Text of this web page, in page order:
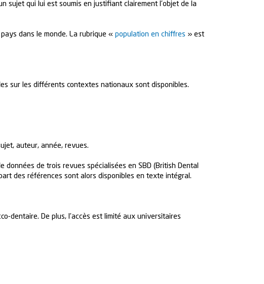
sujet qui lui est soumis en justifiant clairement l’objet de la
dans le monde. La rubrique « population en chiffres » est
sur les différents contextes nationaux sont disponibles.
auteur, année, revues.
de trois revues spécialisées en SBD (British Dental
des références sont alors disponibles en texte intégral.
dentaire. De plus, l’accès est limité aux universitaires